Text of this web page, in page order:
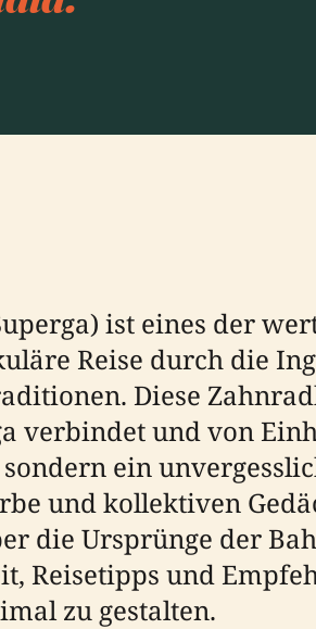
ist eines der
Reise durch die
Diese
verbindet und von
ein
und kollektiven
die Ursprünge der
Reisetipps und
zu gestalten.